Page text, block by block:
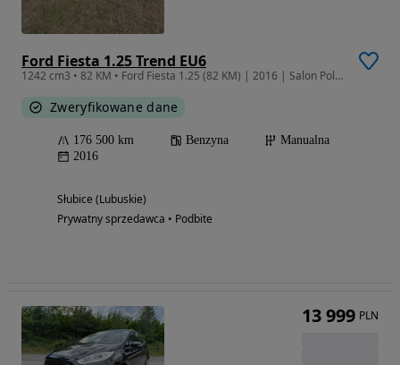
Ford Fiesta 1.25 Trend EU6
1242 cm3 • 82 KM • Ford Fiesta 1.25 (82 KM) | 2016 | Salon Polska
Zweryfikowane dane
176 500 km Benzyna
Manualna
2016
Słubice (Lubuskie)
Prywatny sprzedawca • Podbite
13 999 PLN